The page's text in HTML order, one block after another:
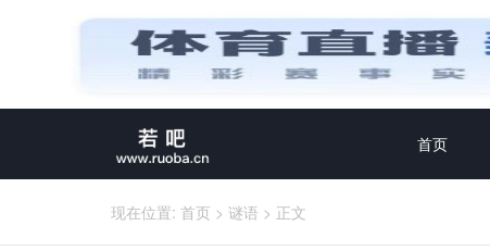
首页
现在位置: 首页 > 谜语 > 正文